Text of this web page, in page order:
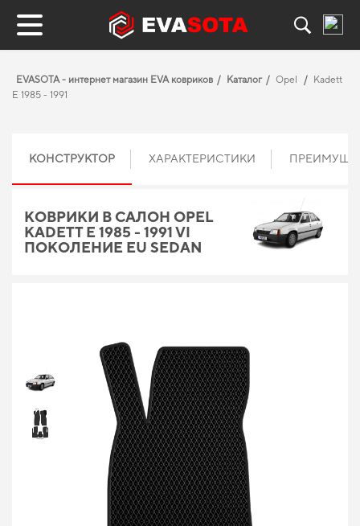
EVASOTA - интернет магазин EVA ковриков Каталог Opel
Kadett
E 1985 - 1991
КОНСТРУКТОР ХАРАКТЕРИСТИКИ
КОВРИКИ В САЛОН OPEL
KADETT E 1985 - 1991 VI
ПОКОЛЕНИЕ EU SEDAN